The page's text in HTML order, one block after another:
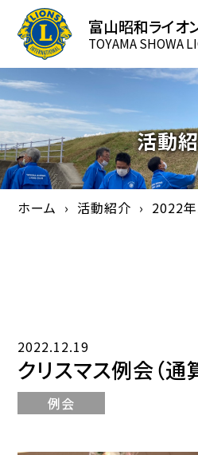
富山昭和ライオ
TOYAMA SHOWA
活動
ホーム 活動紹介 2022
2022.12.19
クリスマス例会（通
例会